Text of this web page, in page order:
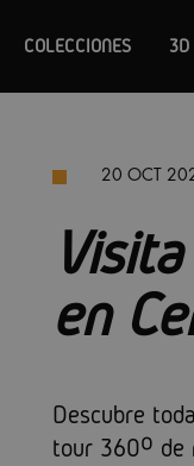
COLECCIONES 3D
20 OCT
en
Descubre
tour 360º de